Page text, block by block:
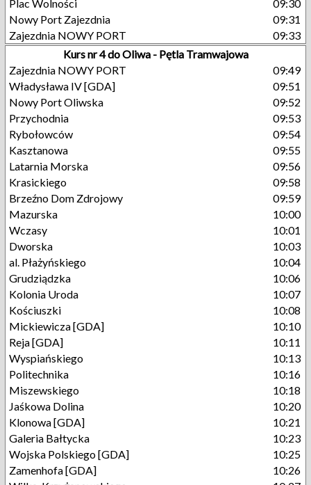
Plac Wolności
09:30
Nowy Port Zajezdnia
09:31
Zajezdnia NOWY PORT
09:33
Kurs nr 4 do Oliwa - Pętla Tramwajowa
Zajezdnia NOWY PORT
09:49
Władysława IV [GDA]
09:51
Nowy Port Oliwska
09:52
Przychodnia
09:53
Rybołowców
09:54
Kasztanowa
09:55
Latarnia Morska
09:56
Krasickiego
09:58
Brzeźno Dom Zdrojowy
09:59
Mazurska
10:00
Wczasy
10:01
Dworska
10:03
al. Płażyńskiego
10:04
Grudziądzka
10:06
Kolonia Uroda
10:07
Kościuszki
10:08
Mickiewicza [GDA]
10:10
Reja [GDA]
10:11
Wyspiańskiego
10:13
Politechnika
10:16
Miszewskiego
10:18
Jaśkowa Dolina
10:20
Klonowa [GDA]
10:21
Galeria Bałtycka
10:23
Wojska Polskiego [GDA]
10:25
Zamenhofa [GDA]
10:26